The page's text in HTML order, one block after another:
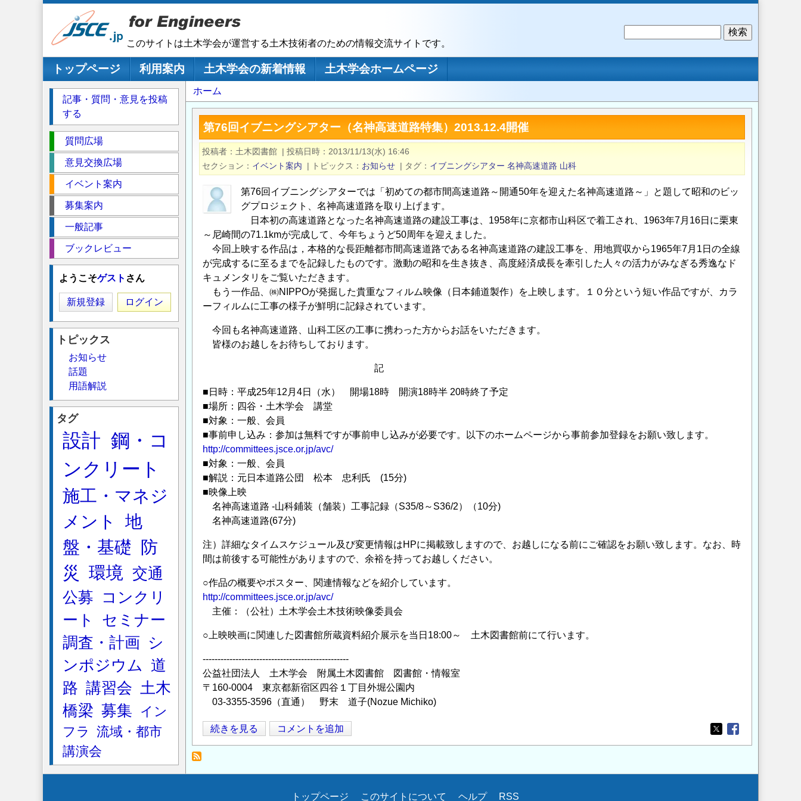
このサイトは土木学会が運営する土木技術者のための情報交流サイトです。
メインナビゲーション
トップページ 利用案内 土木学会の新着情報
土木学会ホームページ
パ
ン
く
ず
ホーム
第76回イブニングシアター（名神高速道路特集）2013.12.4開催
投稿者 土木図書館 | 投稿日時
2013/11/13(水) 16:46
セクション
イベント案内 | トピックス お知らせ | タグ イブニングシアター 名神高速道路 山科
第76回イブニングシアターでは「初めての都市間高速道路～開通50年を迎えた名神高速道路～」と題して昭和のビッ
グプロジェクト、名神高速道路を取り上げます。
日本初の高速道路となった名神高速道路の建設工事は、1958年に京都市山科区で着工され、1963年7月16日に栗東
～尼崎間の71.1kmが完成して、今年ちょうど50周年を迎えました。
今回上映する作品は，本格的な長距離都市間高速道路である名神高速道路の建設工事を、用地買収から1965年7月1日の全線
が完成するに至るまでを記録したものです。激動の昭和を生き抜き、高度経済成長を牽引した人々の活力がみなぎる秀逸なド
キュメンタリをご覧いただきます。
もう一作品、㈱NIPPOが発掘した貴重なフィルム映像（日本鋪道製作）を上映します。１０分という短い作品ですが、カラ
ーフィルムに工事の様子が鮮明に記録されています。
今回も名神高速道路、山科工区の工事に携わった方からお話をいただきます。
皆様のお越しをお待ちしております。
記
■日時：平成25年12月4日（水） 開場18時 開演18時半 20時終了予定
■場所：四谷・土木学会 講堂
■対象：一般、会員
■事前申し込み：参加は無料ですが事前申し込みが必要です。以下のホームページから事前参加登録をお願い致します。
http://committees.jsce.or.jp/avc/
■対象：一般、会員
■解説：元日本道路公団 松本 忠利氏 (15分)
■映像上映
名神高速道路 -山科鋪装（舗装）工事記録（S35/8～S36/2）（10分)
名神高速道路(67分)
注）詳細なタイムスケジュール及び変更情報はHPに掲載致しますので、お越しになる前にご確認をお願い致します。なお、時
間は前後する可能性がありますので、余裕を持ってお越しください。
○作品の概要やポスター、関連情報などを紹介しています。
http://committees.jsce.or.jp/avc/
主催：（公社）土木学会土木技術映像委員会
○上映映画に関連した図書館所蔵資料紹介展示を当日18:00～ 土木図書館前にて行います。
-------------------------------------------------
公益社団法人 土木学会 附属土木図書館 図書館・情報室
〒160-0004 東京都新宿区四谷１丁目外堀公園内
03-3355-3596（直通） 野末 道子(Nozue Michiko)
第
76
イ
続きを見る コメントを追加
Opens in a new
Opens in a new
記事・質問・意見を投稿
する
ク
シ
質問広場
意見交換広場
イベント案内
募集案内
一般記事
ブックレビュー
ようこそゲスト さん
新規登録 ログイン
トピックス
お知らせ
話題
用語解説
タグ
設計 鋼・コ
ンクリート
施工・マネジ
メント
地
盤・基礎
防
災
環境 交通
公募
コンクリ
ート
セミナー
調査・計画
シ
ンポジウム 道
路 講習会 土木
橋梁 募集
イン
フラ
流域・都市
講演会
トップページ このサイトについて ヘルプ RSS